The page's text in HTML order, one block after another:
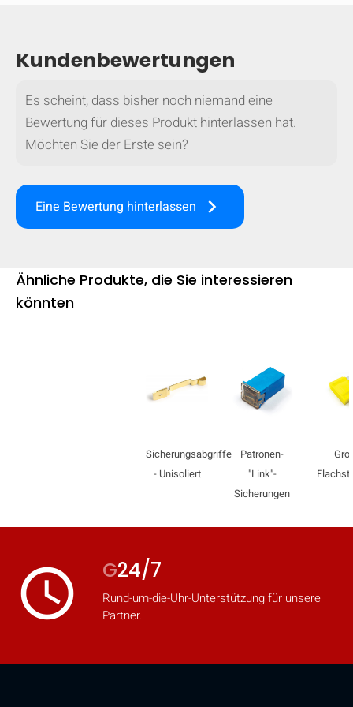
turn your phone to ]
Kundenbewertungen
Es scheint, dass bisher noch niemand eine
Bewertung für dieses Produkt hinterlassen hat.
Möchten Sie der Erste sein?
Eine Bewertung hinterlassen keyboard_arrow_right
Ähnliche Produkte, die Sie interessieren
könnten
Sicherungsabgriffe
- Unisoliert
Patronen-
"Link"-
Sicherungen
access_time G24/7
Rund-um-die-Uhr-Unterstützung für unsere
Partner.